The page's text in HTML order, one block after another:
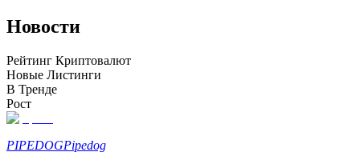
Анализ больших данных, включая торговую информацию
и т. д.
Новости
Рейтинг Криптовалют
Новые Листинги
В Тренде
Рост
PIPEDOGPipedog